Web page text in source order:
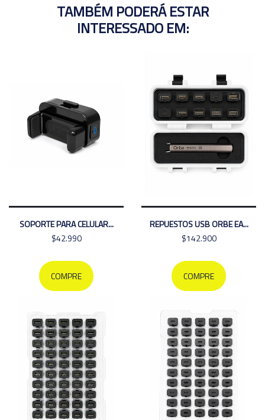
TAMBÉM PODERÁ ESTAR
INTERESSADO EM:
SOPORTE PARA CELULAR...
$42.990
COMPRE
REPUESTOS USB ORBE EA...
$142.900
COMPRE